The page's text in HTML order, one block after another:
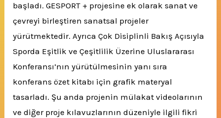
başladı. GESPORT + projesine ek olarak sanat ve
çevreyi birleştiren sanatsal projeler
yürütmektedir. Ayrıca Çok Disiplinli Bakış Açısıyla
Sporda Eşitlik ve Çeşitlilik Üzerine Uluslararası
Konferansı’nın yürütülmesinin yanı sıra
konferans özet kitabı için grafik materyal
tasarladı. Şu anda projenin mülakat videolarının
ve diğer proje kılavuzlarının düzeniyle ilgili fikri